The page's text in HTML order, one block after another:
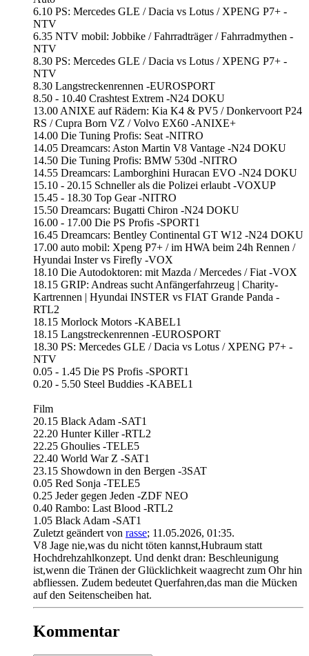
6.10 PS: Mercedes GLE / Dacia vs Lotus / XPENG P7+ -
NTV
6.35 NTV mobil: Jobbike / Fahrradträger / Fahrradmythen -
NTV
8.30 PS: Mercedes GLE / Dacia vs Lotus / XPENG P7+ -
NTV
8.30 Langstreckenrennen -EUROSPORT
8.50 - 10.40 Crashtest Extrem -N24 DOKU
13.00 ANIXE auf Rädern: Kia K4 & PV5 / Donkervoort P24
RS / Cupra Born VZ / Volvo EX60 -ANIXE+
14.00 Die Tuning Profis: Seat -NITRO
14.05 Dreamcars: Aston Martin V8 Vantage -N24 DOKU
14.50 Die Tuning Profis: BMW 530d -NITRO
14.55 Dreamcars: Lamborghini Huracan EVO -N24 DOKU
15.10 - 20.15 Schneller als die Polizei erlaubt -VOXUP
15.45 - 18.30 Top Gear -NITRO
15.50 Dreamcars: Bugatti Chiron -N24 DOKU
16.00 - 17.00 Die PS Profis -SPORT1
16.45 Dreamcars: Bentley Continental GT W12 -N24 DOKU
17.00 auto mobil: Xpeng P7+ / im HWA beim 24h Rennen /
Hyundai Inster vs Firefly -VOX
18.10 Die Autodoktoren: mit Mazda / Mercedes / Fiat -VOX
18.15 GRIP: Andreas sucht Anfängerfahrzeug | Charity-
Kartrennen | Hyundai INSTER vs FIAT Grande Panda -
RTL2
18.15 Morlock Motors -KABEL1
18.15 Langstreckenrennen -EUROSPORT
18.30 PS: Mercedes GLE / Dacia vs Lotus / XPENG P7+ -
NTV
0.05 - 1.45 Die PS Profis -SPORT1
0.20 - 5.50 Steel Buddies -KABEL1
Film
20.15 Black Adam -SAT1
22.20 Hunter Killer -RTL2
22.25 Ghoulies -TELE5
22.40 World War Z -SAT1
23.15 Showdown in den Bergen -3SAT
0.05 Red Sonja -TELE5
0.25 Jeder gegen Jeden -ZDF NEO
0.40 Rambo: Last Blood -RTL2
1.05 Black Adam -SAT1
Zuletzt geändert von rasse; 11.05.2026, 01:35.
V8 Jage nie,was du nicht töten kannst,Hubraum statt
Hochdrehzahlkonzept. Und denkt dran: Beschleunigung
ist,wenn die Tränen der Glücklichkeit waagrecht zum Ohr hin
abfliessen. Zudem bedeutet Querfahren,das man die Mücken
auf den Seitenscheiben hat.
Kommentar